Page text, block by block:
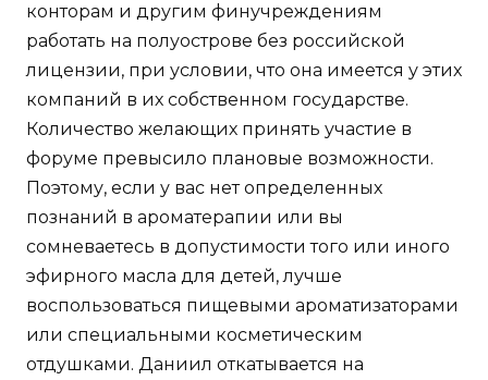
конторам и другим финучреждениям
работать на полуострове без российской
лицензии, при условии, что она имеется у этих
компаний в их собственном государстве.
Количество желающих принять участие в
форуме превысило плановые возможности.
Поэтому, если у вас нет определенных
познаний в ароматерапии или вы
сомневаетесь в допустимости того или иного
эфирного масла для детей, лучше
воспользоваться пищевыми ароматизаторами
или специальными косметическим
отдушками. Даниил откатывается на